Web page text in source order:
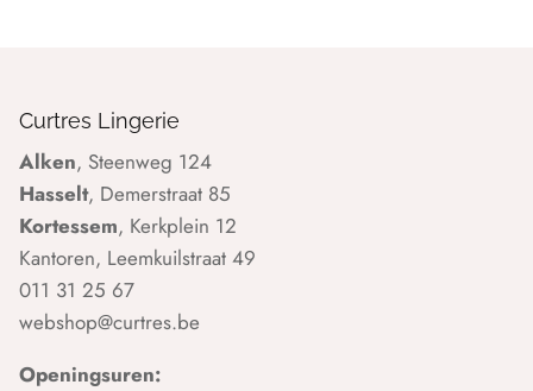
Curtres Lingerie
Alken, Steenweg 124
Hasselt, Demerstraat 85
Kortessem, Kerkplein 12
Kantoren, Leemkuilstraat 49
011 31 25 67
webshop@curtres.be
Openingsuren: